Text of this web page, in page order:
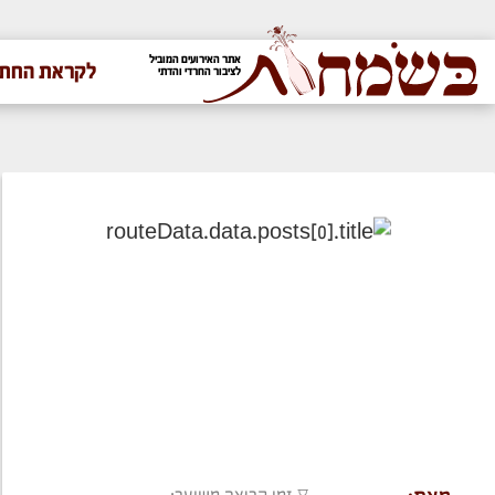
אתר האירועים המוביל
לציבור החרדי והדתי
לקראת